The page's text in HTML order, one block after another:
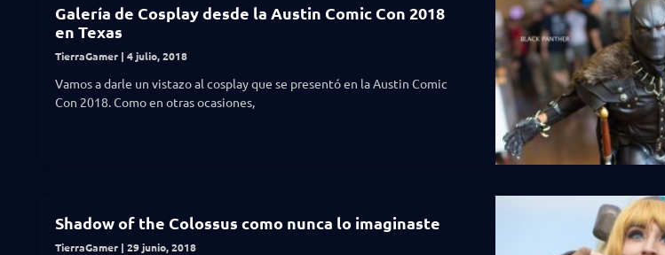
Galería de Cosplay desde la Austin Comic Con 2018
en Texas
TierraGamer 4 julio, 2018
Vamos a darle un vistazo al cosplay que se presentó en la Austin Comic
Con 2018. Como en otras ocasiones,
Shadow of the Colossus como nunca lo imaginaste
TierraGamer 29 junio, 2018